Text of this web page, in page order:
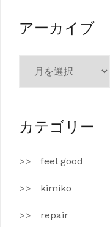
ー
アーカイブ
カ
ブ
カテゴリー
feel good
kimiko
repair